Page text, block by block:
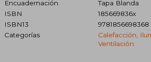
Encuadernación
Tapa Blanda
ISBN
185669836x
ISBN13
9781856698368
Categorías
Calefacción,
Ventilación